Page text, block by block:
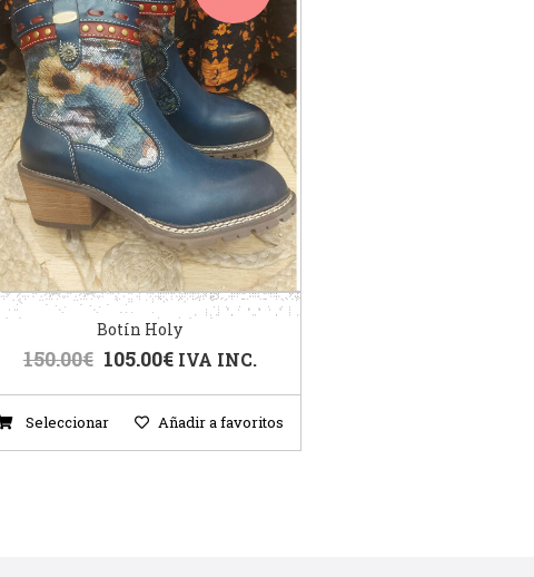
Botín Holy
150.00€ 105.00€ IVA INC.
Seleccionar Añadir a favoritos